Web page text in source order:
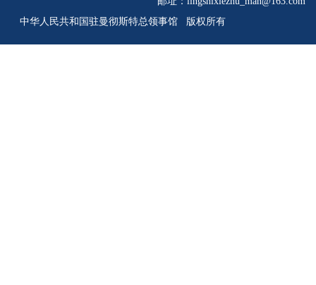
中华人民共和国驻曼彻斯特总领事馆 版权所有